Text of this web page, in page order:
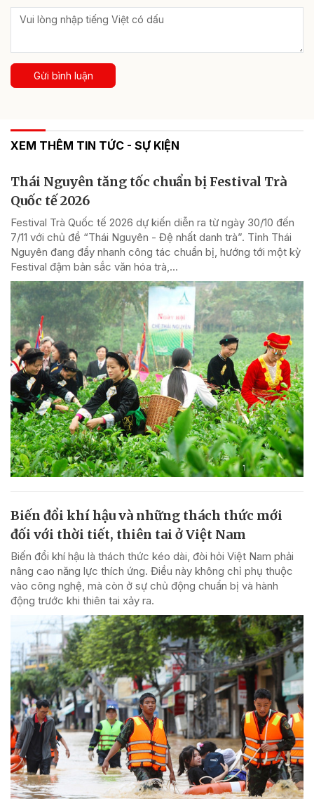
Gửi bình luận
XEM THÊM TIN TỨC - SỰ KIỆN
Thái Nguyên tăng tốc chuẩn bị Festival Trà
Quốc tế 2026
Festival Trà Quốc tế 2026 dự kiến diễn ra từ ngày 30/10 đến
7/11 với chủ đề “Thái Nguyên - Đệ nhất danh trà”. Tỉnh Thái
Nguyên đang đẩy nhanh công tác chuẩn bị, hướng tới một kỳ
Festival đậm bản sắc văn hóa trà,...
Biến đổi khí hậu và những thách thức mới
đối với thời tiết, thiên tai ở Việt Nam
Biến đổi khí hậu là thách thức kéo dài, đòi hỏi Việt Nam phải
nâng cao năng lực thích ứng. Điều này không chỉ phụ thuộc
vào công nghệ, mà còn ở sự chủ động chuẩn bị và hành
động trước khi thiên tai xảy ra.